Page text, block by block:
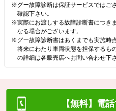
※グー故障診断は保証サービスではご
確認下さい。
※実際にお渡しする故障診断書につき
なる場合がございます。
※グー故障診断書はあくまでも実施時
将来にわたり車両状態を担保するも
の詳細は各販売店へお問い合わせ下さ
【無料】電